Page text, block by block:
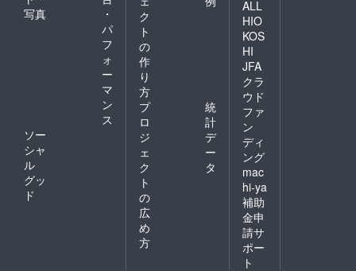
写真
・
パ
フ
ォ
ー
マ
ン
ス
ソー
シャ
ル
グッ
ド
ク
ト
の
作
り
方
プ
ロ
ジ
ェ
ク
ト
の
広
め
方
統
計
デ
ー
タ
ALL
HIO
KOS
HI
JFA
クラ
ウド
ファ
ン
ディ
ング
mac
hi-ya
補助
金申
請サ
ポー
ト